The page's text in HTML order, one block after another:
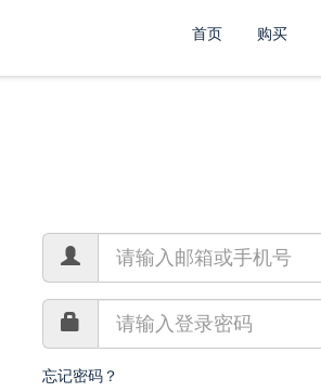
首页 购买
忘记密码？